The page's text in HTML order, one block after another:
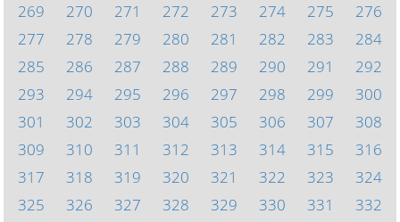
269
270 271 272 273 274 275
276
277
278 279 280 281 282 283
284
285
286 287 288 289 290 291
292
293
294 295 296 297 298 299
300
301
302 303 304 305 306 307
308
309
310 311 312 313 314 315
316
317
318 319 320 321 322 323
324
325
326 327 328 329 330 331
332